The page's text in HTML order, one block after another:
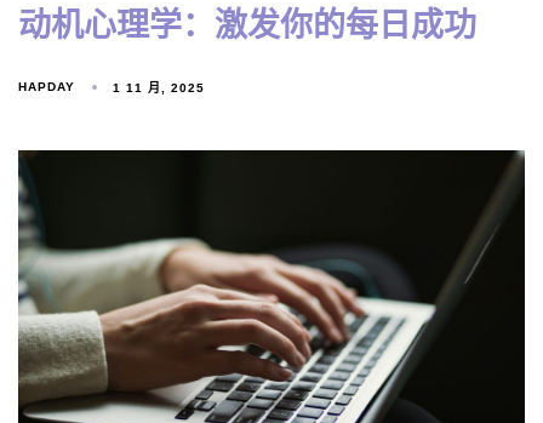
动机心理学：激发你的每日成功
HAPDAY 1 11 月, 2025